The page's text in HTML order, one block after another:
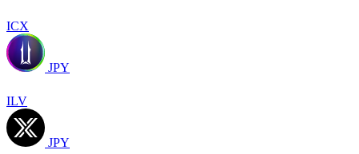
ICX
JPY
ILV
JPY